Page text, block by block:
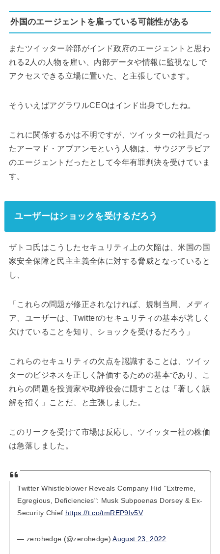
外国のエージェントを雇っている可能性がある
またツイッター幹部がインド政府のエージェントと思わ
れる2人の人物を雇い、内部データや情報に監視なしで
アクセスできる立場に置いた、と主張しています。
そういえばアグラワルCEOはインド出身でしたね。
これに関係するかは不明ですが、ツイッターの社員だっ
たアーマド・アブアンモという人物は、サウジアラビア
のエージェントだったとして今年有罪判決を受けていま
す。
ユーザーはショックを受けるだろう
ザトコ氏はこうしたセキュリティ上の欠陥は、米国の国
家安全保障と民主主義全体に対する脅威となっていると
し、
「これらの問題が修正されなければ、規制当局、メディ
ア、ユーザーは、Twitterのセキュリティの基本が著しく
欠けていることを知り、ショックを受けるだろう」
これらのセキュリティの欠点を認識することは、ツイッ
ターのビジネスを正しく評価するための基本であり、こ
れらの問題を投資家や取締役会に隠すことは「著しく誤
解を招く」ことだ、と主張しました。
このリークを受けて市場は反応し、ツイッター社の株価
は急落しました。
Twitter Whistleblower Reveals Company Hid "Extreme,
Egregious, Deficiencies": Musk Subpoenas Dorsey & Ex-
Security Chief https://t.co/tmREP9Iv5V
— zerohedge (@zerohedge)August 23, 2022